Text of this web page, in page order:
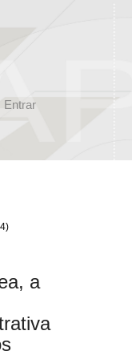
Entrar
a